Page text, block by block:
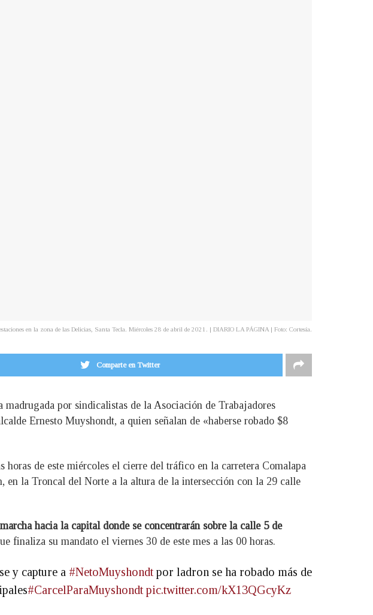
en la zona de las Delicias, Santa Tecla. Miércoles 28 de abril de 2021. | DIARIO LA PÁGINA | Foto: Cortesía.
Comparte en Twitter
madrugada por sindicalistas de la Asociación de Trabajadores
Ernesto Muyshondt, a quien señalan de «haberse robado $8
de este miércoles el cierre del tráfico en la carretera Comalapa
en la Troncal del Norte a la altura de la intersección con la 29 calle
hacia la capital donde se concentrarán sobre la calle 5 de
finaliza su mandato el viernes 30 de este mes a las 00 horas.
y capture a #NetoMuyshondt por ladron se ha robado más de
#CarcelParaMuyshondt pic.twitter.com/kX13QGcyKz